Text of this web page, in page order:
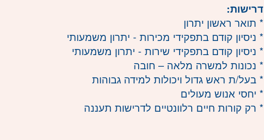
דרישות:
* תואר ראשון יתרון
* ניסיון קודם בתפקידי מכירות - יתרון משמעותי
* ניסיון קודם בתפקידי שירות - יתרון משמעותי
* נכונות למשרה מלאה – חובה
* בעל/ת ראש גדול ויכולות למידה גבוהות
* יחסי אנוש מעולים
* רק קורות חיים רלוונטיים לדרישות תעננה